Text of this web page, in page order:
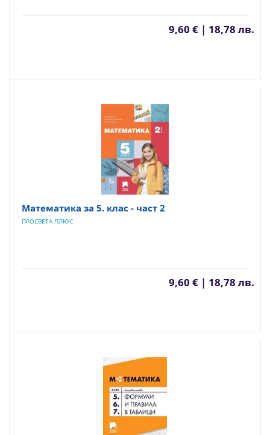
9,60 € | 18,78 лв.
Математика за 5. клас - част 2
ПРОСВЕТА ПЛЮС
9,60 € | 18,78 лв.